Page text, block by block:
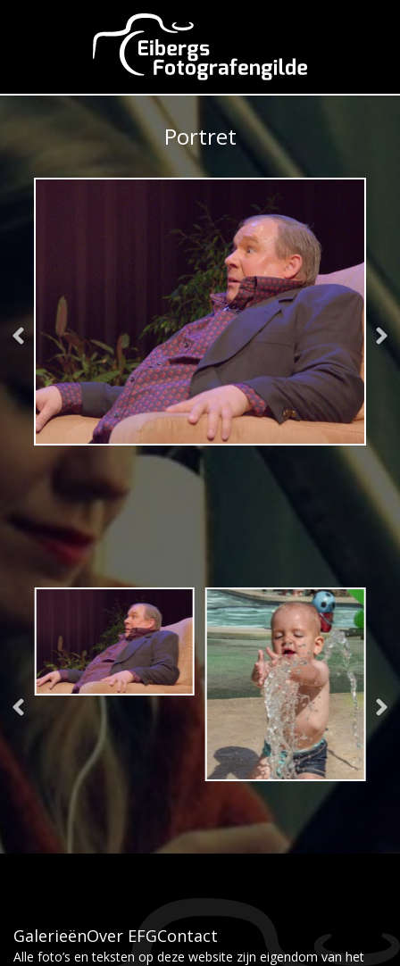
Portret
GalerieënOver EFGContact
Alle foto’s en teksten op deze website zijn eigendom van het